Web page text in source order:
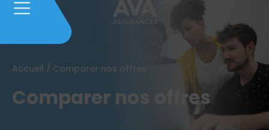
Accueil / Comparer nos offres
Comparer nos offres